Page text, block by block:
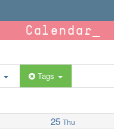
Calendar
Tags
25 Thu